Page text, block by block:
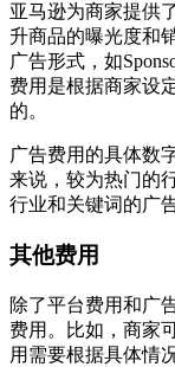
亚马逊为商家提供
升商品的曝光度和
广告形式，如
费用是根据商家设
的。
广告费用的具体数
来说，较为热门的
行业和关键词的广
其他费用
除了平台费用和广
费用。比如，商家
用需要根据具体情